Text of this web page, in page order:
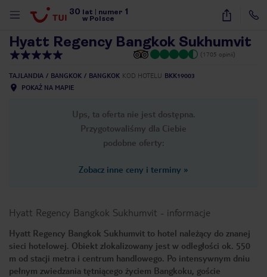
30 lat numer 1
w Polsce
16
Hyatt Regency Bangkok Sukhumvit
(1705 opinii)
TAJLANDIA BANGKOK BANGKOK KOD HOTELU BKK19003
POKAŻ NA MAPIE
Ups, ta oferta nie jest dostępna.
Przygotowaliśmy dla Ciebie
podobne oferty:
Zobacz inne ceny i terminy »
Hyatt Regency Bangkok Sukhumvit - informacje
Hyatt Regency Bangkok Sukhumvit to hotel należący do znanej
sieci hotelowej. Obiekt zlokalizowany jest w odległości ok. 550
m od stacji metra i centrum handlowego. Po intensywnym dniu
pełnym zwiedzania tętniącego życiem Bangkoku, goście